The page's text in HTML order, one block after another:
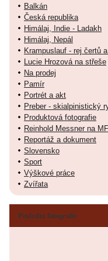
Balkán
Česká republika
Himálaj, Indie - Ladakh
Himálaj, Nepál
Krampuslauf - rej čertů
Lucie Hrozová na střeše
Na prodej
Pamír
Portrét a akt
Preber - skialpinistický
Produktová fotografie
Reinhold Messner na
Reportáž a dokument
Slovensko
Sport
Výškové práce
Zvířata
Poslední fotografie